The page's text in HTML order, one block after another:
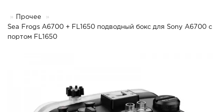
Прочее
Sea Frogs A6700 + FL1650 подводный бокс для Sony A6700 с
портом FL1650